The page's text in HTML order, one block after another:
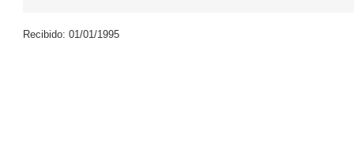
Recibido: 01/01/1995